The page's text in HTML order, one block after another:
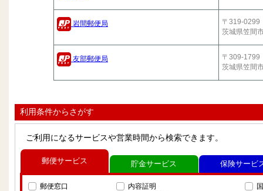
岩間郵便局
〒319-0299
茨城県笠間
友部郵便局
〒309-1799
茨城県笠間
利用条件からさがす
ご利用になるサービスや営業時間から検索できます。
郵便サービス
郵便窓口
内容証明
貯金サービス 保険サービ